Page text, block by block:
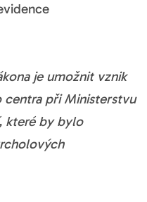
je umožnit vznik
při Ministerstvu
které by bylo